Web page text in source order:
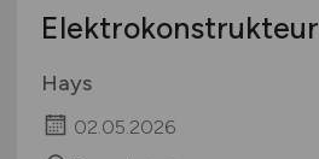
Elektrokonstrukteur
Hays
02.05.2026